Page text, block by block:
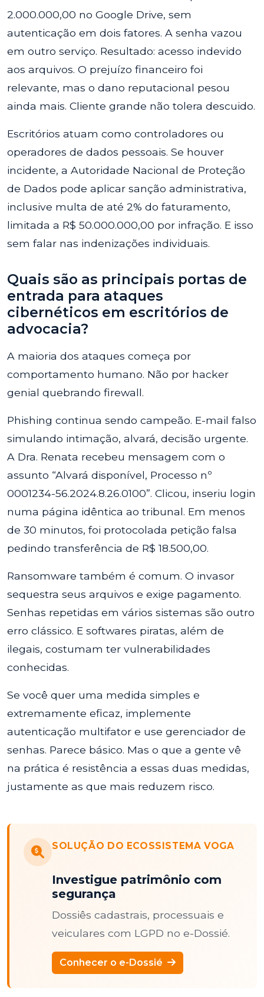
2.000.000,00 no Google Drive, sem
autenticação em dois fatores. A senha vazou
em outro serviço. Resultado: acesso indevido
aos arquivos. O prejuízo financeiro foi
relevante, mas o dano reputacional pesou
ainda mais. Cliente grande não tolera descuido.
Escritórios atuam como controladores ou
operadores de dados pessoais. Se houver
incidente, a Autoridade Nacional de Proteção
de Dados pode aplicar sanção administrativa,
inclusive multa de até 2% do faturamento,
limitada a R$ 50.000.000,00 por infração. E isso
sem falar nas indenizações individuais.
Quais são as principais portas de
entrada para ataques
cibernéticos em escritórios de
advocacia?
A maioria dos ataques começa por
comportamento humano. Não por hacker
genial quebrando firewall.
Phishing continua sendo campeão. E-mail falso
simulando intimação, alvará, decisão urgente.
A Dra. Renata recebeu mensagem com o
assunto “Alvará disponível, Processo nº
0001234-56.2024.8.26.0100”. Clicou, inseriu login
numa página idêntica ao tribunal. Em menos
de 30 minutos, foi protocolada petição falsa
pedindo transferência de R$ 18.500,00.
Ransomware também é comum. O invasor
sequestra seus arquivos e exige pagamento.
Senhas repetidas em vários sistemas são outro
erro clássico. E softwares piratas, além de
ilegais, costumam ter vulnerabilidades
conhecidas.
Se você quer uma medida simples e
extremamente eficaz, implemente
autenticação multifator e use gerenciador de
senhas. Parece básico. Mas o que a gente vê
na prática é resistência a essas duas medidas,
justamente as que mais reduzem risco.
SOLUÇÃO DO ECOSSISTEMA VOGA
Investigue patrimônio com
segurança
Dossiês cadastrais, processuais e
veiculares com LGPD no e-Dossié.
Conhecer o e-Dossié